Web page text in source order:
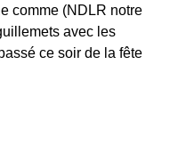
comme (NDLR notre
avec les
ce soir de la fête